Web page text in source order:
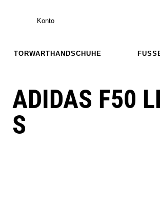
Konto
TORWARTHANDSCHUHE
ADIDAS F50
S